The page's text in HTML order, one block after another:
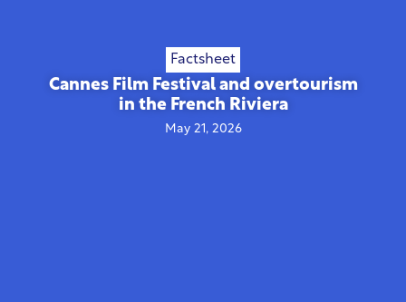
Factsheet
Cannes Film Festival and overtourism
in the French Riviera
May 21, 2026